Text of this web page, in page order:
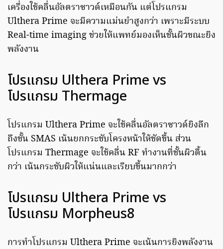
เครื่องใช้คลื่นอัลตราซาวด์เหมือนกัน แต่โปรแกรม
Ulthera Prime จะมีความแม่นยำสูงกว่า เพราะมีระบบ
Real-time imaging ช่วยให้แพทย์มองเห็นชั้นผิวขณะยิง
พลังงาน
โปรแกรม Ulthera Prime vs
โปรแกรม Thermage
โปรแกรม Ulthera Prime จะใช้คลื่นอัลตราซาวด์ยิงลึก
ถึงชั้น SMAS เน้นยกกระชับโครงหน้าให้ชัดขึ้น ส่วน
โปรแกรม Thermage จะใช้คลื่น RF ทำงานที่ชั้นผิวตื้น
กว่า เน้นกระชับผิวให้แน่นและเรียบขึ้นมากกว่า
โปรแกรม Ulthera Prime vs
โปรแกรม Morpheus8
การทำโปรแกรม Ulthera Prime จะเน้นการยิงพลังงาน